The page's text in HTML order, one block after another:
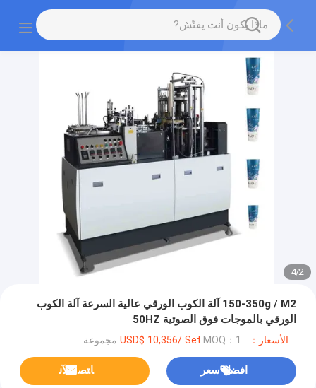
2
/
4
150-350g / M2 آلة الكوب الورقي عالية السرعة آلة الكوب
الورقي بالموجات فوق الصوتية 50HZ
الأسعار：USD$ 10,356/ Set MOQ：1 مجموعة
افضل سعر ﺎﺘﺼﻟ ﺍﻶﻧ